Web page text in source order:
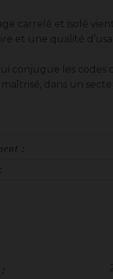
carrelé et isolé
et une qualité
conjugue les codes
dans un
: